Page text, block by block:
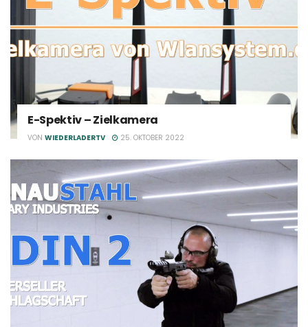
E-Spektiv – Zielkamera
VON WIEDERLADERTV 25. OKTOBER 2022